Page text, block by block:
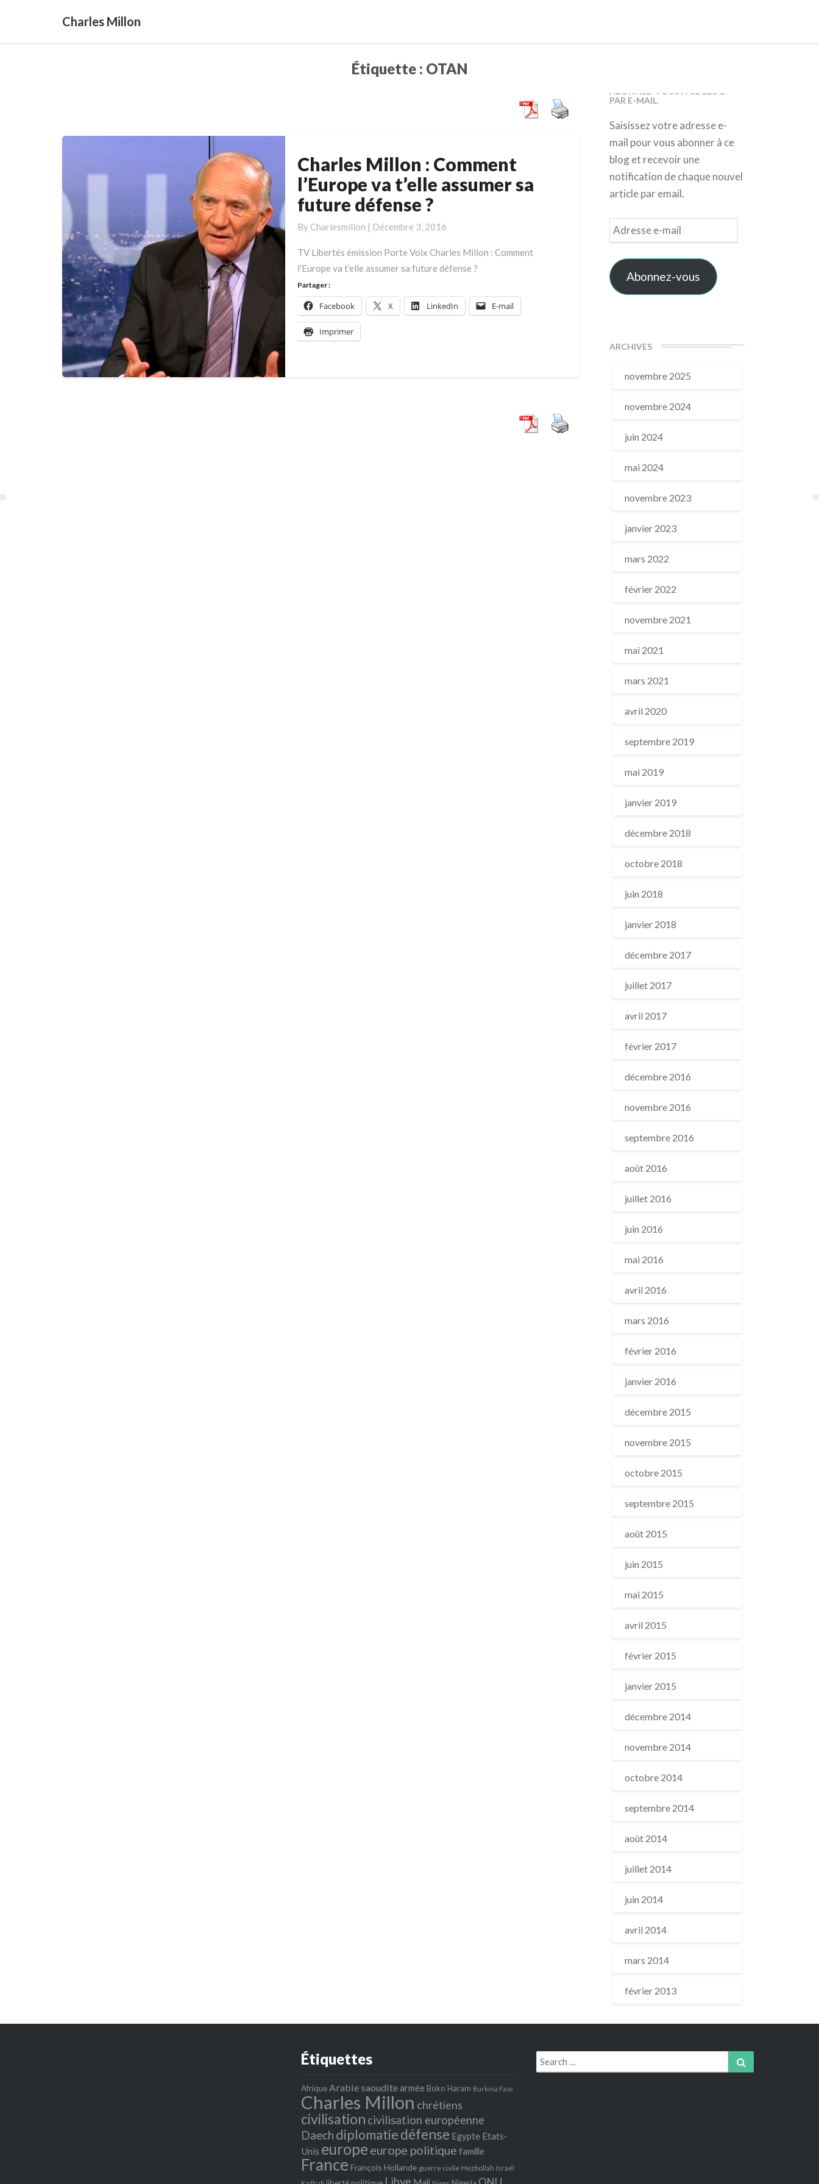
Charles Millon
Étiquette : OTAN
Charles
Millon
:
Comment
l’Europe
t’elle
assumer
sa
future
défense
Charles Millon : Comment
l’Europe va t’elle assumer sa
future défense ?
By Charlesmillon | Décembre 3, 2016
TV Libertés émission Porte Voix Charles Millon : Comment
l’Europe va t’elle assumer sa future défense ?
Partager :
Facebook X LinkedIn E-mail
Imprimer
ABONNEZ-VOUS À CE BLOG
PAR E-MAIL.
Saisissez votre adresse e-
mail pour vous abonner à ce
blog et recevoir une
notification de chaque nouvel
article par email.
Adresse
e-
mail
Abonnez-vous
ARCHIVES
novembre 2025
novembre 2024
juin 2024
mai 2024
novembre 2023
janvier 2023
mars 2022
février 2022
novembre 2021
mai 2021
mars 2021
avril 2020
septembre 2019
mai 2019
janvier 2019
décembre 2018
octobre 2018
juin 2018
janvier 2018
décembre 2017
juillet 2017
avril 2017
février 2017
décembre 2016
novembre 2016
septembre 2016
août 2016
juillet 2016
juin 2016
mai 2016
avril 2016
mars 2016
février 2016
janvier 2016
décembre 2015
novembre 2015
octobre 2015
septembre 2015
août 2015
juin 2015
mai 2015
avril 2015
février 2015
janvier 2015
décembre 2014
novembre 2014
octobre 2014
septembre 2014
août 2014
juillet 2014
juin 2014
avril 2014
mars 2014
février 2013
Étiquettes
Afrique Arabie saoudite armée Boko Haram Burkina Faso
Charles Millon chrétiens
civilisation civilisation européenne
Daech diplomatiedéfense Egypte Etats‐
Unis europeeurope politique famille
France François Hollande guerre civile Hezbollah Israël
Search
for: